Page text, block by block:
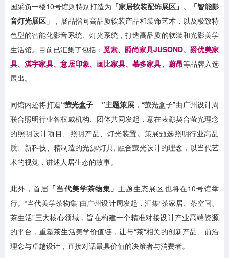
国采负一楼10号馆则特别打造为 「家居软装配饰展区」、「智能影
音灯光展区」
，展品指向高品质软装产品和装饰艺术，以及极致特
色型的智能化影音系统、灯光系统，打造高品质的软装和光影美学
生活馆。目前已汇集了包括： 觅素、爵尚家具JUSOND、爵优美家
具、淇宇家具、意居印象、画比家具、慕多家具、蔚昂等品牌入选
展出。
同馆内还将打造“萤光盒子 ”主题策展，“萤光盒子”由广州设计周
联合照明行业各权威机构、团体共同发起，意在表彰契合萤光理念
的照明设计项目、照明产品、灯光装置。策展甄选照明行业高品
质、新科技、精制造的光源/灯具, 融合萤光设计的理念，以当代艺
术的视觉，讲述人居生态的故事。
此外，首届 「当代美学茶物集」 主题生态展区也将在10号馆举
行。“当代美学茶物集”由广州设计周发起，汇集“茶家居、茶空间、
茶生活”三大核心领域，旨在构建一个精准对接设计产业高端资源
的平台，重塑茶生活美学价值链，让与“茶“相关的创新产品、前沿
理念与卓越设计，直接对话最具价值的决策者与消费者。